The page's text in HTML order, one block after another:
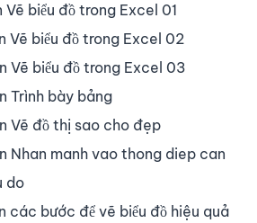
biểu đồ trong Excel 01
Vẽ biểu đồ trong Excel 02
Vẽ biểu đồ trong Excel 03
Trình bày bảng
Vẽ đồ thị sao cho đẹp
Nhan manh vao thong diep can
do
các bước để vẽ biểu đồ hiệu quả